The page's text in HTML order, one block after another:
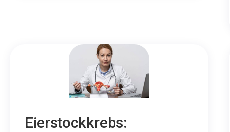
Eierstockkrebs: